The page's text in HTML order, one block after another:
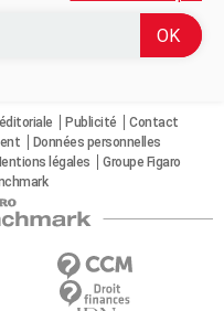
Publicité
Contact
Données personnelles
légales
Groupe Figaro